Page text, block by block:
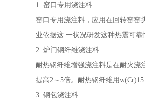
1. 窑口专用浇注料
窑口专用浇注料，应用在回转窑窑
业依据这 一状况研发这种热震可
2. 炉门钢纤维浇注料
耐热钢纤维增强浇注料是在耐火
提高2～5倍。耐热钢纤维用
3. 钢包浇注料